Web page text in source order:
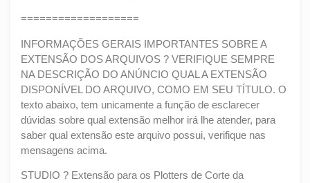
===================
INFORMAÇÕES GERAIS IMPORTANTES SOBRE A
EXTENSÃO DOS ARQUIVOS ? VERIFIQUE SEMPRE
NA DESCRIÇÃO DO ANÚNCIO QUAL A EXTENSÃO
DISPONÍVEL DO ARQUIVO, COMO EM SEU TÍTULO. O
texto abaixo, tem unicamente a função de esclarecer
dúvidas sobre qual extensão melhor irá lhe atender, para
saber qual extensão este arquivo possui, verifique nas
mensagens acima.
STUDIO ? Extensão para os Plotters de Corte da